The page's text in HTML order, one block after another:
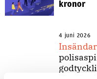
kronor
4 juni 2026